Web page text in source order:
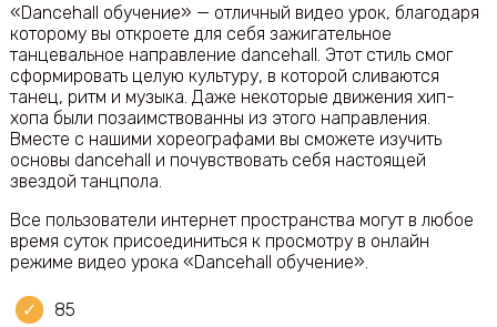
«Dancehall обучение» — отличный видео урок, благодаря
которому вы откроете для себя зажигательное
танцевальное направление dancehall. Этот стиль смог
сформировать целую культуру, в которой сливаются
танец, ритм и музыка. Даже некоторые движения хип-
хопа были позаимствованны из этого направления.
Вместе с нашими хореографами вы сможете изучить
основы dancehall и почувствовать себя настоящей
звездой танцпола.
Все пользователи интернет пространства могут в любое
время суток присоединиться к просмотру в онлайн
режиме видео урока «Dancehall обучение».
85